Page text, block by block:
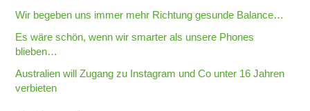
h
Wir begeben uns immer mehr Richtung gesunde Balance…
Es wäre schön, wenn wir smarter als unsere Phones
blieben…
Australien will Zugang zu Instagram und Co unter 16 Jahren
verbieten